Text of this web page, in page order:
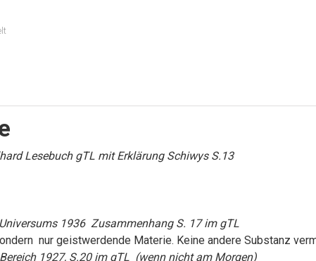
Lesebuch gTL mit Erklärung Schiwys S.13
1936 Zusammenhang S. 17 im gTL
nur geistwerdende Materie. Keine andere Substanz
1927, S.20 im gTL (wenn nicht am Morgen)